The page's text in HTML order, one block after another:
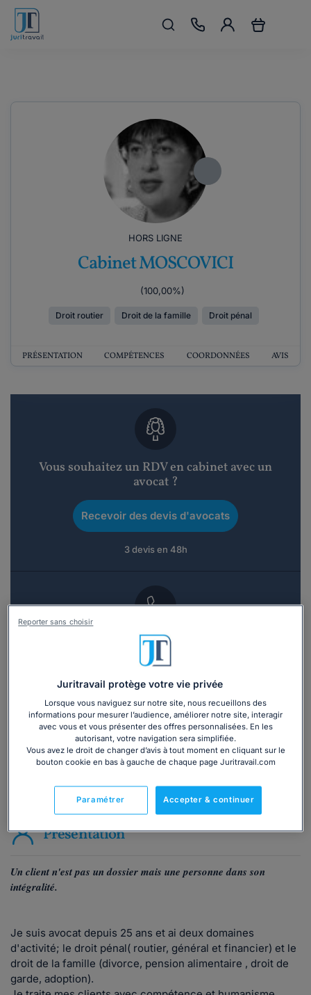
HORS LIGNE
Cabinet MOSCOVICI
(100,00%)
Droit routier Droit de la famille Droit pénal
PRÉSENTATION COMPÉTENCES COORDONNÉES AVIS
Vous souhaitez un RDV en cabinet avec un
avocat ?
Recevoir des devis d'avocats
3 devis en 48h
Vous souhaitez une consultation par
téléphone ?
Consulter immédiatement
ou appelez le01 75 75 42 33(8h à 21h du lundi au
vendredi)
Vous êtes avocat ?
Présentation
Un client n'est pas un dossier mais une personne dans son
intégralité.
Je suis avocat depuis 25 ans et ai deux domaines
d'activité; le droit pénal( routier, général et financier) et le
droit de la famille (divorce, pension alimentaire , droit de
garde, adoption).
Juritravail protège votre vie privée
Lorsque vous naviguez sur notre site, nous recueillons des
informations pour mesurer l’audience, améliorer notre site, interagir
avec vous et vous présenter des offres personnalisées. En les
autorisant, votre navigation sera simplifiée.
Vous avez le droit de changer d’avis à tout moment en cliquant sur le
bouton cookie en bas à gauche de chaque page Juritravail.com
Accepter & continuer
Paramétrer
Reporter sans choisir